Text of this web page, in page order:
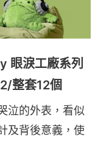
眼淚工廠系列
整套12個
泣的外表，看似
及背後意義，使